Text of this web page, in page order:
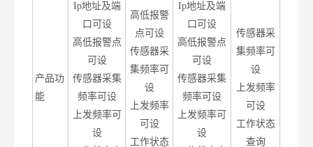
产品功
能
Ip地址及端
口可设
高低报警点
可设
传感器采集
频率可设
上发频率可
设
高低报警
点可设
传感器采
集频率可
设
上发频率
可设
工作状态
Ip地址及端
口可设
高低报警点
可设
传感器采集
频率可设
上发频率可
设
传感器采
集频率可
设
上发频率
可设
工作状态
查询